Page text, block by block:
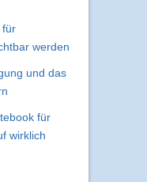
für
werden
und das
für
wirklich